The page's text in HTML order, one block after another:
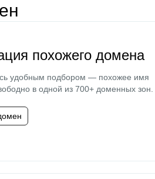
похожего домена
удобным подбором — похожее имя
в одной из 700+ доменных зон.